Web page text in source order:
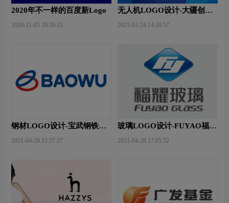
2020年不一样的百度新Logo
2020-11-05 10:20:33
无人机LOGO设计-大疆创新
2021-03-24 14:39:57
钢材LOGO设计-宝武钢铁品
2021-04-28 15:57:27
玻璃LOGO设计-FUYAO福耀
2021-04-28 17:05:52